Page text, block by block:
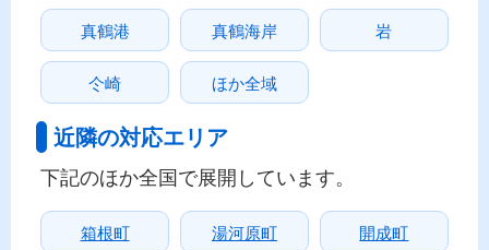
真鶴港 真鶴海岸 岩
仒崎 ほか全域
近隣の対応エリア
下記のほか全国で展開しています。
箱根町 湯河原町 開成町